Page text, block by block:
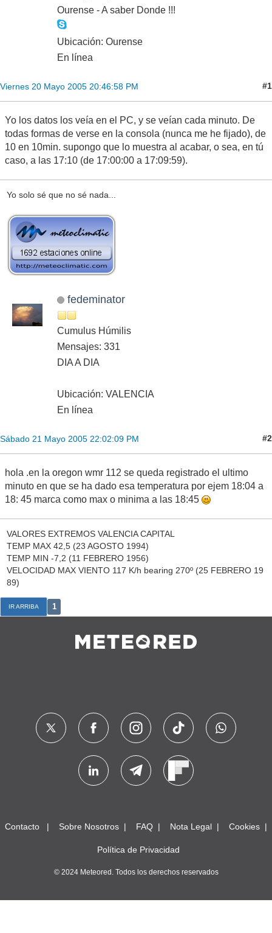
Ourense - A saber Donde !!!
Ubicación: Ourense
En línea
Viernes 20 Mayo 2005 20:46:58 PM #1
Yo los datos los veía en el PC, y se veían cada minuto. De
todas formas de verse en la consola (nunca me he fijado), de
10 en 10min. supongo que lo muestra al acabar, o sea, en tú
caso, a las 17:10 (de 17:00:00 a 17:09:59).
Yo solo sé que no sé nada...
fedeminator
Cumulus Húmilis
Mensajes: 331
DIA A DIA
Ubicación: VALENCIA
En línea
Sábado 21 Mayo 2005 22:02:09 PM #2
hola .en la oregon wmr 112 se queda registrado el ultimo
minuto en que se ha dado esa temperatura por ejem 18:04 a
18: 45 marca como max o minima a las 18:45
VALORES EXTREMOS VALENCIA CAPITAL
TEMP MAX 42,5 (23 AGOSTO 1994)
TEMP MIN -7,2 (11 FEBRERO 1956)
VELOCIDAD MAX VIENTO 117 K/h bearing 270º (25 FEBRERO 19
89)
IR ARRIBA 1
Contacto Sobre Nosotros FAQ Nota Legal Cookies
Política de Privacidad
© 2024 Meteored. Todos los derechos reservados